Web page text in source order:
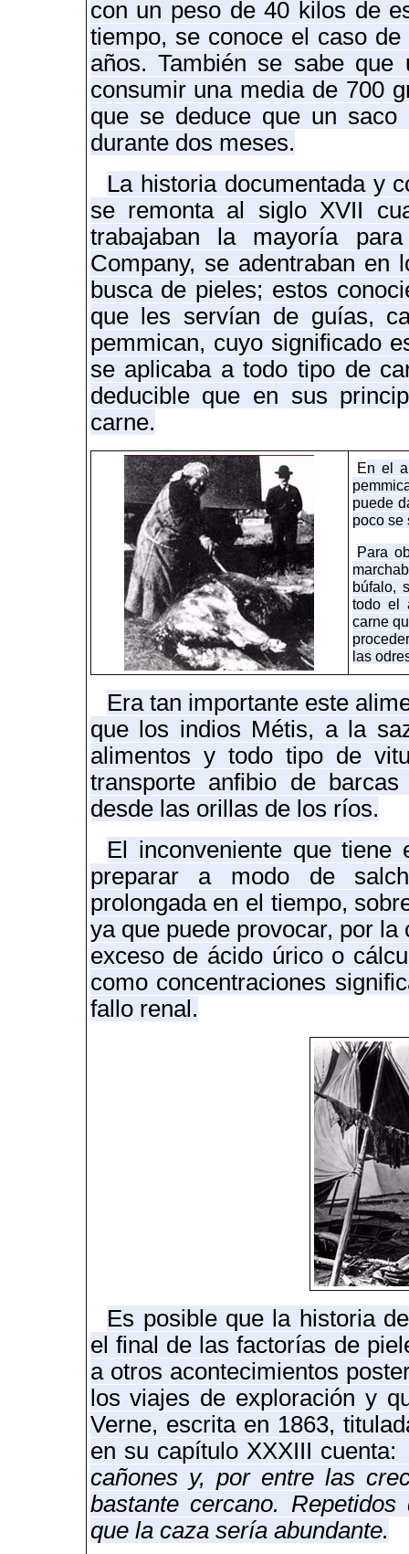
con un peso de 40 kilos de
tiempo, se conoce el caso
años. También se sabe que
consumir una media de 700
que se deduce que un
durante dos meses.
La historia documentada y
se remonta al siglo XVII
trabajaban la mayoría
Company, se adentraban en
busca de pieles; estos
que les servían de guías,
pemmican, cuyo significado
se aplicaba a todo tipo de
deducible que en sus
carne.
En el
puede
poco se
Para
búfalo,
todo el
carne
las
Era tan importante este
que los indios Métis, a la
alimentos y todo tipo de
transporte anfibio de
desde las orillas de los ríos.
El inconveniente que tiene
preparar a modo de
prolongada en el tiempo,
ya que puede provocar, por la
exceso de ácido úrico o
como concentraciones
fallo renal.
Es posible que la historia
el final de las factorías de
a otros acontecimientos
los viajes de exploración y
Verne, escrita en 1863,
en su capítulo XXXIII
cañones y, por entre las
bastante cercano.
que la caza sería abundante.